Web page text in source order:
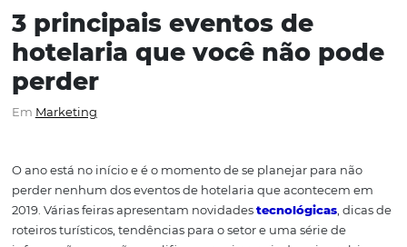
3 principais eventos de
hotelaria que você não
perder
Em